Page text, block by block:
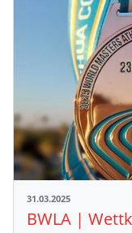
31.03.2025
BWLA |